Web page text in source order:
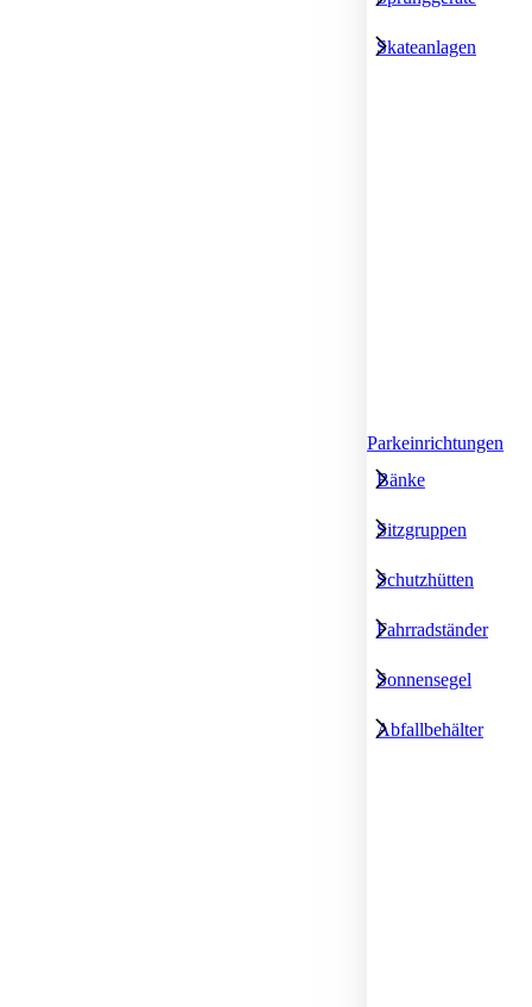
Skateanlagen
Parkeinrichtungen
Bänke
Sitzgruppen
Schutzhütten
Fahrradständer
Sonnensegel
Abfallbehälter